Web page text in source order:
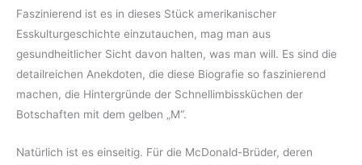
Faszinierend ist es in dieses Stück amerikanischer
Esskulturgeschichte einzutauchen, mag man aus
gesundheitlicher Sicht davon halten, was man will. Es sind die
detailreichen Anekdoten, die diese Biografie so faszinierend
machen, die Hintergründe der Schnellimbissküchen der
Botschaften mit dem gelben „M“.
Natürlich ist es einseitig. Für die McDonald-Brüder, deren